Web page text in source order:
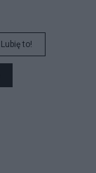
Lubię to!